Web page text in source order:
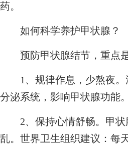
药。
如何科学养护甲状腺？
预防甲状腺结节，重点是
1、规律作息，少熬夜。
分泌系统，影响甲状腺功能。
2、保持心情舒畅。甲状
乱。世界卫生组织建议：每